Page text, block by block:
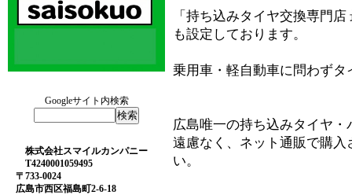
Googleサイト内検索
株式会社スマイルカンパニー
T4240001059495
〒733-0024
広島市西区福島町2-6-18
「持ち込みタイヤ交換専門
も設定しております。
乗用車・軽自動車に問わずタ
広島唯一の持ち込みタイヤ
遠慮なく、ネット通販で購
い。